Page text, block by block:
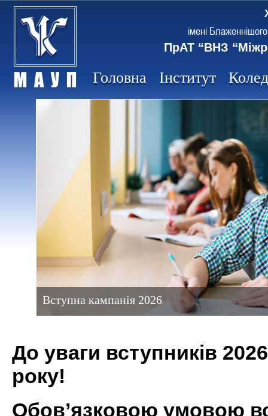
імені
ПрАТ “ВНЗ
Головна Інститут
Вступна кампанія 2026
До уваги вступників
року!
Обов’язковою умовою